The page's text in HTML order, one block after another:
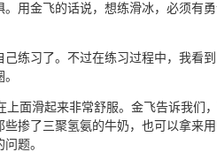
用金飞的话说，想练滑冰，必须有
练习了。不过在练习过程中，我看
面滑起来非常舒服。金飞告诉我们
掺了三聚氢氨的牛奶，也可以拿来
题。